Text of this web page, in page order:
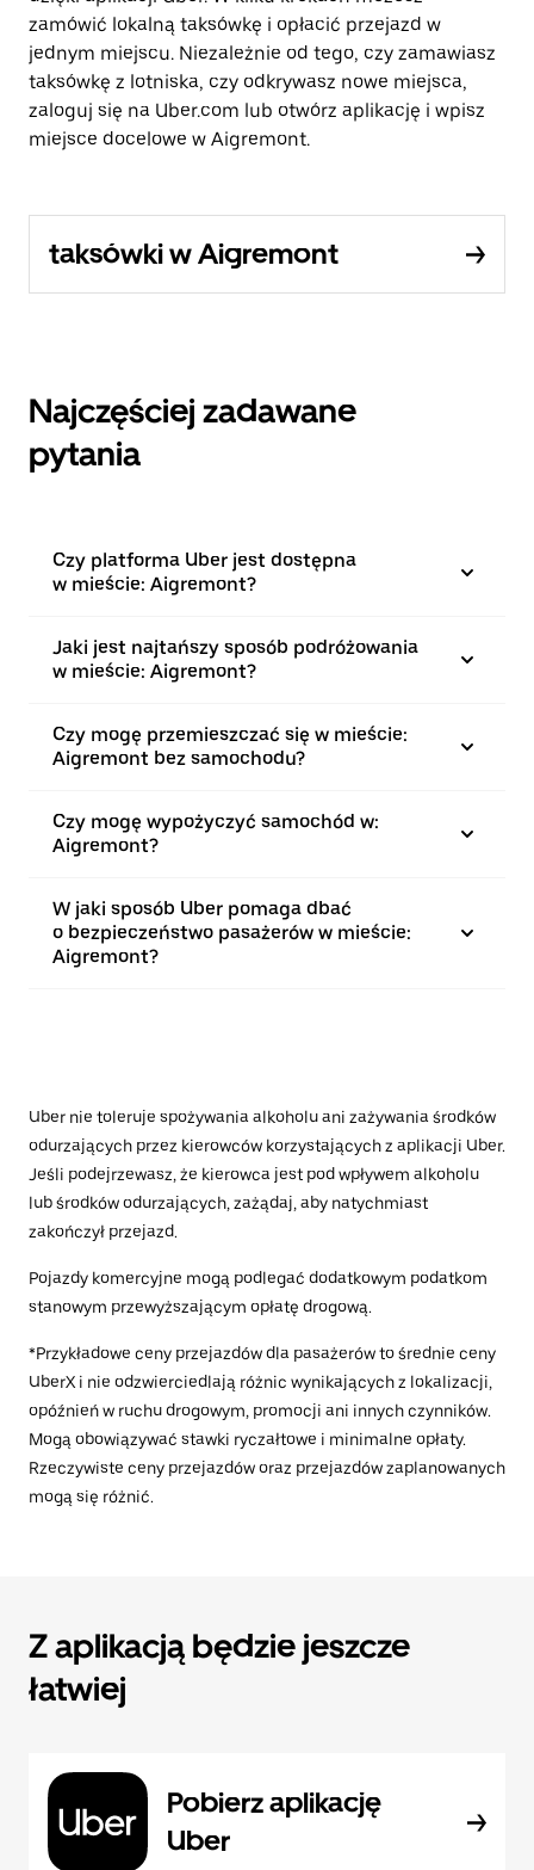
zamówić lokalną taksówkę i opłacić przejazd w
jednym miejscu. Niezależnie od tego, czy zamawiasz
taksówkę z lotniska, czy odkrywasz nowe miejsca,
zaloguj się na Uber.com lub otwórz aplikację i wpisz
miejsce docelowe w Aigremont.
taksówki w Aigremont
Najczęściej zadawane
pytania
Czy platforma Uber jest dostępna
w mieście: Aigremont?
Jaki jest najtańszy sposób podróżowania
w mieście: Aigremont?
Czy mogę przemieszczać się w mieście:
Aigremont bez samochodu?
Czy mogę wypożyczyć samochód w:
Aigremont?
W jaki sposób Uber pomaga dbać
o bezpieczeństwo pasażerów w mieście:
Aigremont?
Uber nie toleruje spożywania alkoholu ani zażywania środków
odurzających przez kierowców korzystających z aplikacji Uber.
Jeśli podejrzewasz, że kierowca jest pod wpływem alkoholu
lub środków odurzających, zażądaj, aby natychmiast
zakończył przejazd.
Pojazdy komercyjne mogą podlegać dodatkowym podatkom
stanowym przewyższającym opłatę drogową.
*Przykładowe ceny przejazdów dla pasażerów to średnie ceny
UberX i nie odzwierciedlają różnic wynikających z lokalizacji,
opóźnień w ruchu drogowym, promocji ani innych czynników.
Mogą obowiązywać stawki ryczałtowe i minimalne opłaty.
Rzeczywiste ceny przejazdów oraz przejazdów zaplanowanych
mogą się różnić.
Z aplikacją będzie jeszcze
łatwiej
Pobierz aplikację
Uber